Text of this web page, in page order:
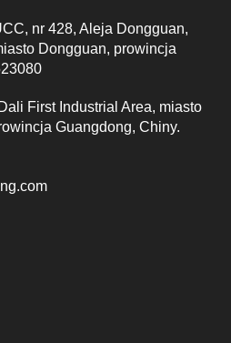
nr 428, Aleja Dongguan,
Dongguan, prowincja
First Industrial Area, miasto
Guangdong, Chiny.